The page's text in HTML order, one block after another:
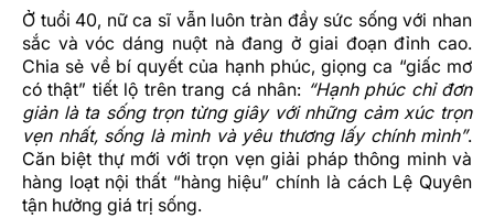
Ở tuổi 40, nữ ca sĩ vẫn luôn tràn đầy sức sống với nhan
sắc và vóc dáng nuột nà đang ở giai đoạn đỉnh cao.
Chia sẻ về bí quyết của hạnh phúc, giọng ca “giấc mơ
có thật” tiết lộ trên trang cá nhân: “Hạnh phúc chỉ đơn
giản là ta sống trọn từng giây với những cảm xúc trọn
vẹn nhất, sống là mình và yêu thương lấy chính mình”.
Căn biệt thự mới với trọn vẹn giải pháp thông minh và
hàng loạt nội thất “hàng hiệu” chính là cách Lệ Quyên
tận hưởng giá trị sống.